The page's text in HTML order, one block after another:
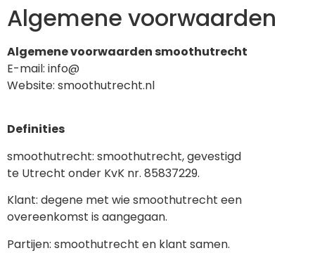
Algemene voorwaarden
Algemene voorwaarden smoothutrecht
E-mail: info@
Website: smoothutrecht.nl
Definities
smoothutrecht: smoothutrecht, gevestigd
te Utrecht onder KvK nr. 85837229.
Klant: degene met wie smoothutrecht een
overeenkomst is aangegaan.
Partijen: smoothutrecht en klant samen.